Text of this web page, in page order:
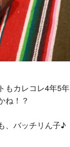
もカレコレ4年5年
ね！？
、バッチリん子♪